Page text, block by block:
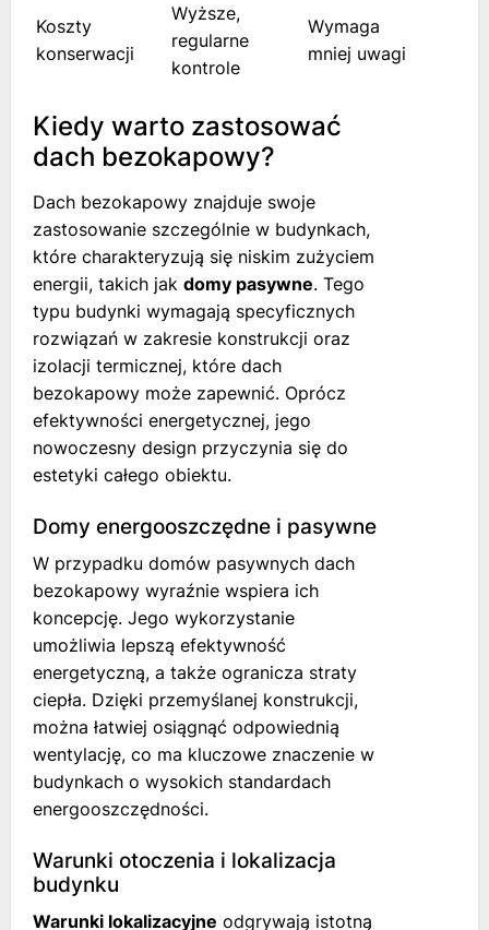
Koszty
konserwacji
Wyższe,
regularne
kontrole
Wymaga
mniej uwagi
Kiedy warto zastosować
dach bezokapowy?
Dach bezokapowy znajduje swoje
zastosowanie szczególnie w budynkach,
które charakteryzują się niskim zużyciem
energii, takich jak domy pasywne. Tego
typu budynki wymagają specyficznych
rozwiązań w zakresie konstrukcji oraz
izolacji termicznej, które dach
bezokapowy może zapewnić. Oprócz
efektywności energetycznej, jego
nowoczesny design przyczynia się do
estetyki całego obiektu.
Domy energooszczędne i pasywne
W przypadku domów pasywnych dach
bezokapowy wyraźnie wspiera ich
koncepcję. Jego wykorzystanie
umożliwia lepszą efektywność
energetyczną, a także ogranicza straty
ciepła. Dzięki przemyślanej konstrukcji,
można łatwiej osiągnąć odpowiednią
wentylację, co ma kluczowe znaczenie w
budynkach o wysokich standardach
energooszczędności.
Warunki otoczenia i lokalizacja
budynku
Warunki lokalizacyjne odgrywają istotną